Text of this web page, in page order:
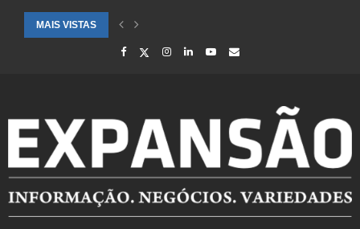
MAIS VISTAS
CIDADES ATENDIDAS PELO SEBRAE RS SÃO DESTAQUE EM